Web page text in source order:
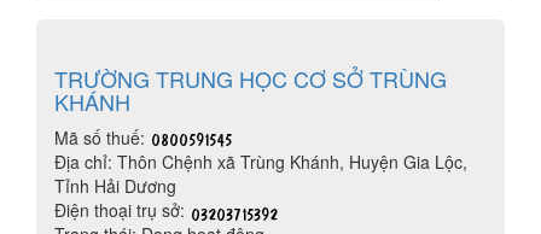
TRƯỜNG TRUNG HỌC CƠ SỞ TRÙNG
KHÁNH
Mã số thuế:
Địa chỉ: Thôn Chệnh xã Trùng Khánh, Huyện Gia Lộc,
Tỉnh Hải Dương
Điện thoại trụ sở: